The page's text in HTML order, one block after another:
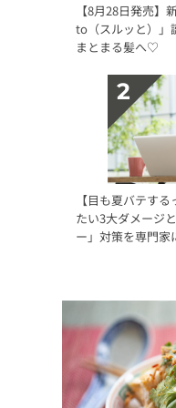
【8月28日発売】
to（スルッと）」
まとまる髪へ♡
【目も夏バテす
たい3大ダメージ
ー」対策を専門家